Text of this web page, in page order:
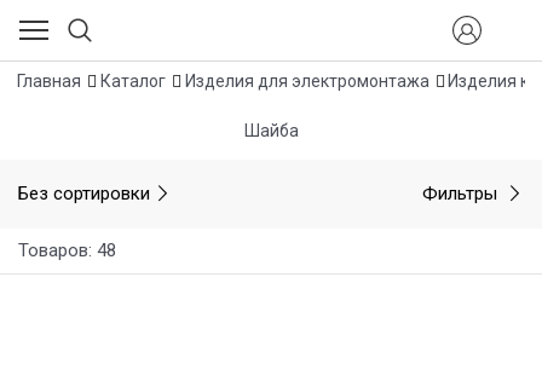
Главная Каталог Изделия для электромонтажа Изделия
Шайба
Без сортировки Фильтры
Товаров: 48